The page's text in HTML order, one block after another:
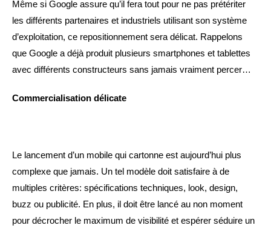
Même si Google assure qu’il fera tout pour ne pas prétériter
les différents partenaires et industriels utilisant son système
d’exploitation, ce repositionnement sera délicat. Rappelons
que Google a déjà produit plusieurs smartphones et tablettes
avec différents constructeurs sans jamais vraiment percer…
Commercialisation délicate
Le lancement d’un mobile qui cartonne est aujourd’hui plus
complexe que jamais. Un tel modèle doit satisfaire à de
multiples critères: spécifications techniques, look, design,
buzz ou publicité. En plus, il doit être lancé au non moment
pour décrocher le maximum de visibilité et espérer séduire un